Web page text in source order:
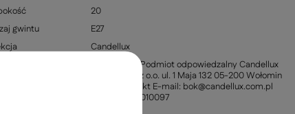
20
gwintu
E27
Candellux
Producent / Podmiot odpowiedzalny Candellux
Lighting Sp. z o.o. ul. 1 Maja 132 05-200 Wołomin
Polska Kontakt E-mail: bok@candellux.com.pl
Telefon: +221010097